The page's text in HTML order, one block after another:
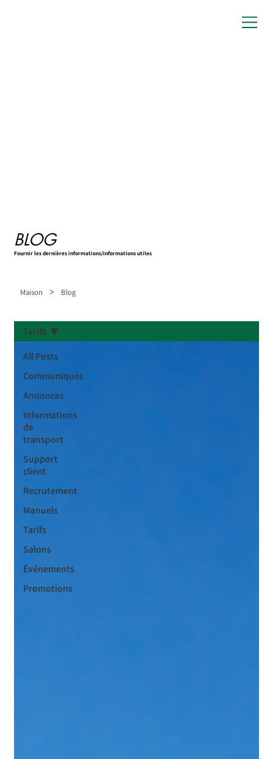
BLOG
Fournir les dernières informations/informations utiles
Maison > Blog
All Posts
Communiqués
Annonces
Informations
de
transport
Support
client
Recrutement
Manuels
Tarifs
Salons
Événements
Promotions
Tarifs